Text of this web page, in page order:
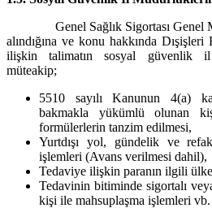
Genel Sağlık Sigortası Genel
alındığına ve konu hakkında
ilişkin talimatın sosyal güvenlik il
müteakip;
5510 sayılı Kanunun 4(a)
bakmakla yükümlü olunan
formülerlerin tanzim edilmesi,
Yurtdışı yol, gündelik ve
işlemleri (Avans verilmesi dahil),
Tedaviye ilişkin paranın ilgili
Tedavinin bitiminde sigortalı
kişi ile mahsuplaşma işlemleri